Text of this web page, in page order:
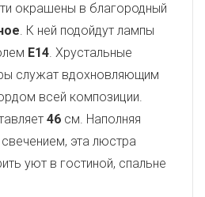
окрашены в благородный
. К ней подойдут лампы
E14. Хрустальные
служат вдохновляющим
всей композиции.
46 см. Наполняя
эта люстра
уют в гостиной, спальне